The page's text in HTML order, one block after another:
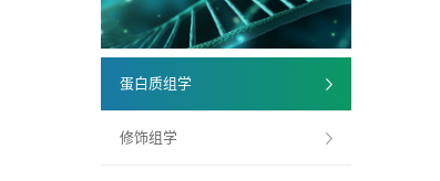
蛋白质组学
修饰组学